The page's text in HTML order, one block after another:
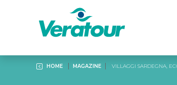
HOME MAGAZINE VILLAGGI SARDEGNA,